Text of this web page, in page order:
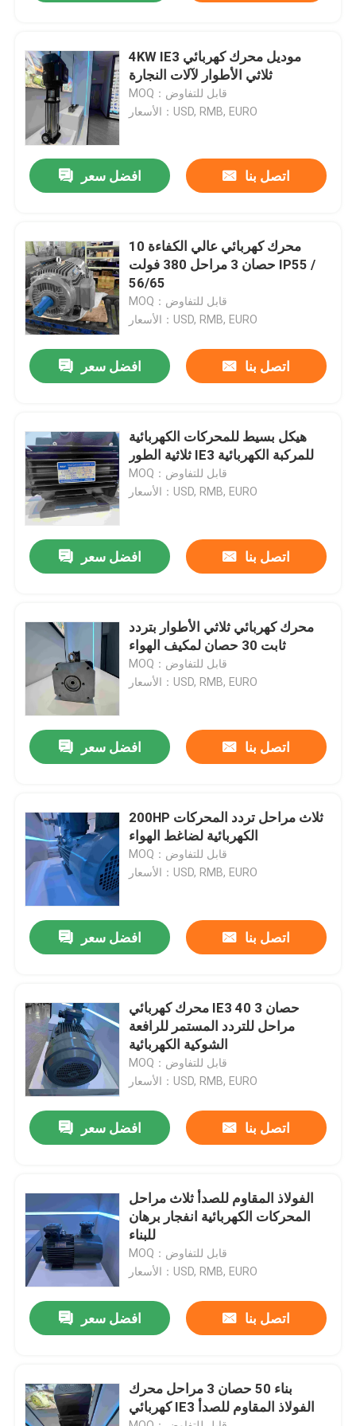
حول بنا
إتصال
المنتجات
محرك كهربائي عالي الكفاءة
محركات كهربائية أحادية الطور
ثلاث مراحل كهربائية المحركات
محرك حثي متوسط ​​الجهد
4KW IE3 موديل محرك كهربائي
ثلاثي الأطوار لآلات النجارة
MOQ：قابل للتفاوض
الأسعار：USD, RMB, EURO
افضل سعر اتصل بنا
محرك كهربائي عالي الكفاءة 10
حصان 3 مراحل 380 فولت IP55 /
56/65
MOQ：قابل للتفاوض
الأسعار：USD, RMB, EURO
افضل سعر اتصل بنا
هيكل بسيط للمحركات الكهربائية
ثلاثية الطور IE3 للمركبة الكهربائية
MOQ：قابل للتفاوض
الأسعار：USD, RMB, EURO
افضل سعر اتصل بنا
محرك كهربائي ثلاثي الأطوار بتردد
ثابت 30 حصان لمكيف الهواء
MOQ：قابل للتفاوض
الأسعار：USD, RMB, EURO
افضل سعر اتصل بنا
200HP ثلاث مراحل تردد المحركات
الكهربائية لضاغط الهواء
MOQ：قابل للتفاوض
الأسعار：USD, RMB, EURO
افضل سعر اتصل بنا
محرك كهربائي IE3 40 حصان 3
مراحل للتردد المستمر للرافعة
الشوكية الكهربائية
MOQ：قابل للتفاوض
الأسعار：USD, RMB, EURO
افضل سعر اتصل بنا
الفولاذ المقاوم للصدأ ثلاث مراحل
المحركات الكهربائية انفجار برهان
للبناء
MOQ：قابل للتفاوض
الأسعار：USD, RMB, EURO
افضل سعر اتصل بنا
بناء 50 حصان 3 مراحل محرك
كهربائي IE3 الفولاذ المقاوم للصدأ